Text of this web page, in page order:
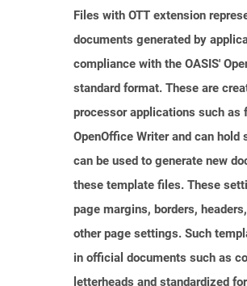
Files with OTT extension
documents generated by
compliance with the OASIS'
standard format. These are
processor applications such as
OpenOffice Writer and can hold
can be used to generate new
these template files. These
page margins, borders,
other page settings. Such
in official documents such as
letterheads and standardized